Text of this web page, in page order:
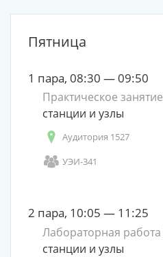
Пятница
1 пара, 08:30 — 09:50
Практическое занятие
станции и узлы
Аудитория 1527
УЭИ-341
2 пара, 10:05 — 11:25
Лабораторная работа
станции и узлы